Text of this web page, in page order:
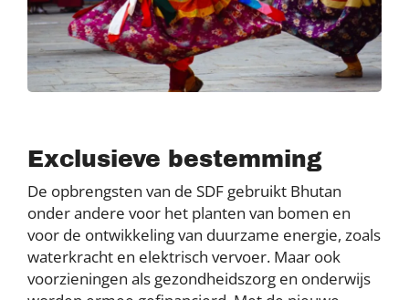
Exclusieve bestemming
De opbrengsten van de SDF gebruikt Bhutan
onder andere voor het planten van bomen en
voor de ontwikkeling van duurzame energie, zoals
waterkracht en elektrisch vervoer. Maar ook
voorzieningen als gezondheidszorg en onderwijs